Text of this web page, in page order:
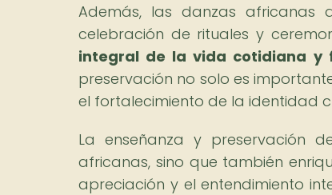
Además, las danzas africanas
celebración de rituales y
integral de la vida cotidiana y
preservación no solo es
el fortalecimiento de la identidad
La enseñanza y preservación
africanas, sino que también
apreciación y el entendimiento